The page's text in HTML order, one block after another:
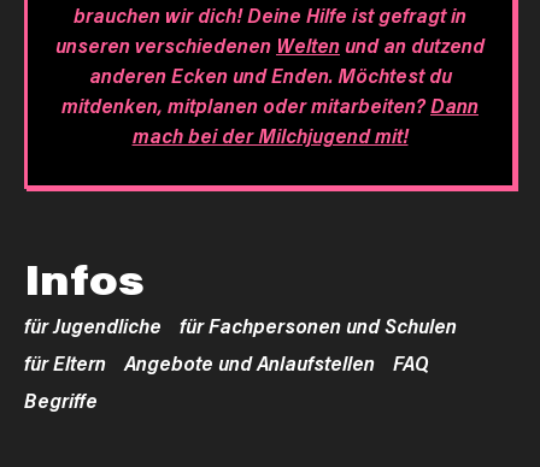
brauchen wir dich! Deine Hilfe ist gefragt in
unseren verschiedenen Weltenund an dutzend
anderen Ecken und Enden. Möchtest du
mitdenken, mitplanen oder mitarbeiten?Dann
mach bei der Milchjugend mit!
Infos
für Jugendliche
für Fachpersonen und Schulen
für Eltern
Angebote und Anlaufstellen
FAQ
Begriffe